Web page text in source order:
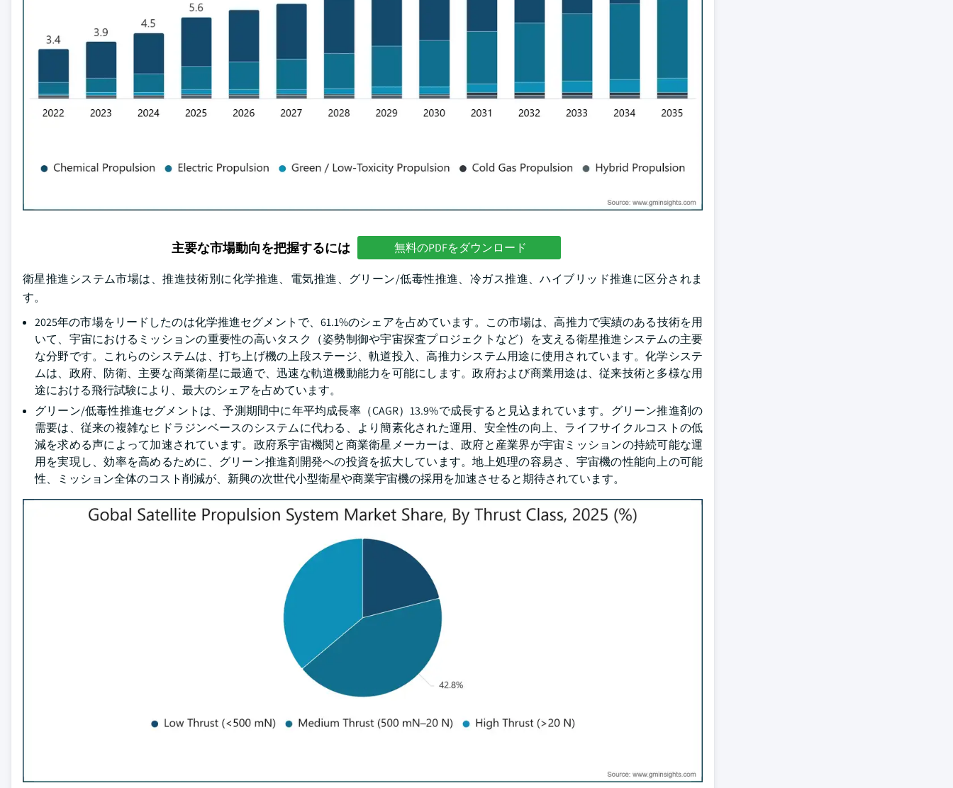
主要な市場動向を把握するには 無料のPDFをダウンロード
衛星推進システム市場は、推進技術別に化学推進、電気推進、グリーン/低毒性推進、冷ガス推進、ハイブリッド推進に区分されま
す。
2025年の市場をリードしたのは化学推進セグメントで、61.1%のシェアを占めています。この市場は、高推力で実績のある技術を用
いて、宇宙におけるミッションの重要性の高いタスク（姿勢制御や宇宙探査プロジェクトなど）を支える衛星推進システムの主要
な分野です。これらのシステムは、打ち上げ機の上段ステージ、軌道投入、高推力システム用途に使用されています。化学システ
ムは、政府、防衛、主要な商業衛星に最適で、迅速な軌道機動能力を可能にします。政府および商業用途は、従来技術と多様な用
途における飛行試験により、最大のシェアを占めています。
グリーン/低毒性推進セグメントは、予測期間中に年平均成長率（CAGR）13.9%で成長すると見込まれています。グリーン推進剤の
需要は、従来の複雑なヒドラジンベースのシステムに代わる、より簡素化された運用、安全性の向上、ライフサイクルコストの低
減を求める声によって加速されています。政府系宇宙機関と商業衛星メーカーは、政府と産業界が宇宙ミッションの持続可能な運
用を実現し、効率を高めるために、グリーン推進剤開発への投資を拡大しています。地上処理の容易さ、宇宙機の性能向上の可能
性、ミッション全体のコスト削減が、新興の次世代小型衛星や商業宇宙機の採用を加速させると期待されています。